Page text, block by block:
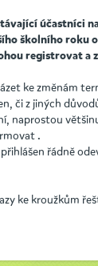
účastníci
školního roku
registrovat a
ke změnám
či z jiných
naprostou
.
řádně
ke kroužkům